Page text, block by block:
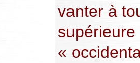
vanter à
«